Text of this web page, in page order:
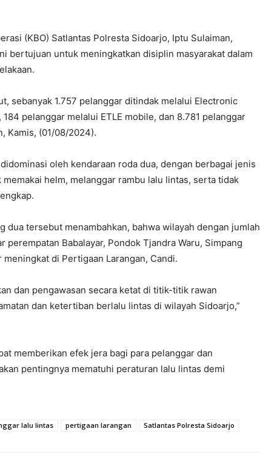
(KBO) Satlantas Polresta Sidoarjo, Iptu Sulaiman,
bertujuan untuk meningkatkan disiplin masyarakat dalam
sebanyak 1.757 pelanggar ditindak melalui Electronic
pelanggar melalui ETLE mobile, dan 8.781 pelanggar
Kamis, (01/08/2024).
oleh kendaraan roda dua, dengan berbagai jenis
helm, melanggar rambu lalu lintas, serta tidak
dua tersebut menambahkan, bahwa wilayah dengan jumlah
Babalayar, Pondok Tjandra Waru, Simpang
di Pertigaan Larangan, Candi.
dan pengawasan secara ketat di titik-titik rawan
dan ketertiban berlalu lintas di wilayah Sidoarjo,”
memberikan efek jera bagi para pelanggar dan
pentingnya mematuhi peraturan lalu lintas demi
lalu lintas pertigaan larangan Satlantas Polresta Sidoarjo